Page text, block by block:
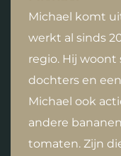
Michael komt
werkt al sinds
regio. Hij
dochters en
Michael ook
andere
tomaten. Zijn